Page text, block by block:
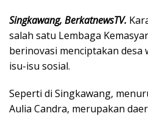
Singkawang, BerkatnewsTV.
salah satu Lembaga
berinovasi menciptakan desa
isu-isu sosial.
Seperti di Singkawang,
Aulia Candra, merupakan